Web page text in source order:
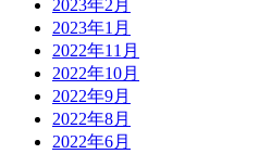
2023年2月
2023年1月
2022年11月
2022年10月
2022年9月
2022年8月
2022年6月